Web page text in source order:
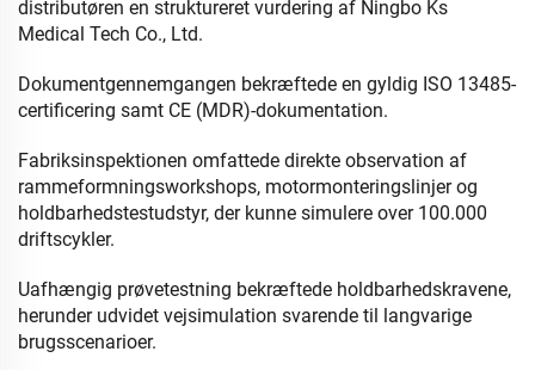
distributøren en struktureret vurdering af Ningbo Ks
Medical Tech Co., Ltd.
Dokumentgennemgangen bekræftede en gyldig ISO 13485-
certificering samt CE (MDR)-dokumentation.
Fabriksinspektionen omfattede direkte observation af
rammeformningsworkshops, motormonteringslinjer og
holdbarhedstestudstyr, der kunne simulere over 100.000
driftscykler.
Uafhængig prøvetestning bekræftede holdbarhedskravene,
herunder udvidet vejsimulation svarende til langvarige
brugsscenarioer.